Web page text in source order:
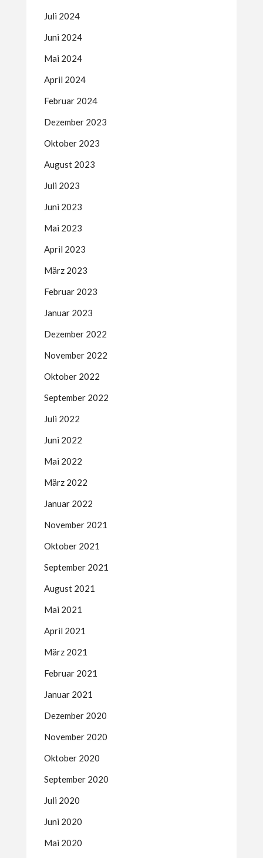
Juli 2024
Juni 2024
Mai 2024
April 2024
Februar 2024
Dezember 2023
Oktober 2023
August 2023
Juli 2023
Juni 2023
Mai 2023
April 2023
März 2023
Februar 2023
Januar 2023
Dezember 2022
November 2022
Oktober 2022
September 2022
Juli 2022
Juni 2022
Mai 2022
März 2022
Januar 2022
November 2021
Oktober 2021
September 2021
August 2021
Mai 2021
April 2021
März 2021
Februar 2021
Januar 2021
Dezember 2020
November 2020
Oktober 2020
September 2020
Juli 2020
Juni 2020
Mai 2020